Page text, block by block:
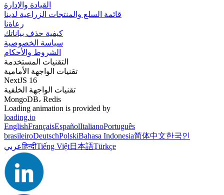
القيادة والإدارة
قائمة السلع والمنتجات الزراعية لدينا
رعاةنا
كيفية حذف بياناتك
سياسة الخصوصية
الشروط والأحكام
التقنيات المستخدمة
تقنيات الواجهة الأمامية
NextJS 16
تقنيات الواجهة الخلفية
MongoDB، Redis
Loading animation is provided by
loading.io
EnglishFrançaisEspañolItalianoPortuguês
brasileiroDeutschPolskiBahasa Indonesia简体中文한국인
عربيहिन्दीTiếng Việt日本語Türkçe